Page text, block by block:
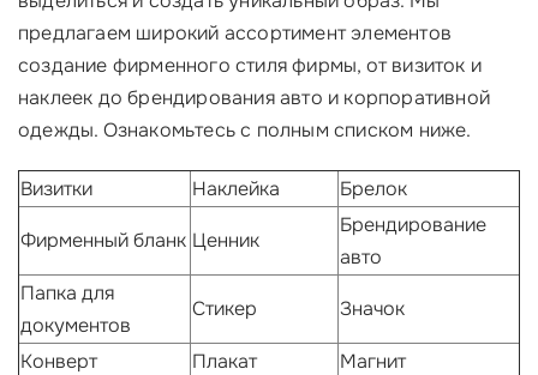
предлагаем широкий ассортимент элементов
создание фирменного стиля фирмы, от визиток и
наклеек до брендирования авто и корпоративной
одежды. Ознакомьтесь с полным списком ниже.
Визитки Наклейка Брелок
Фирменный бланк Ценник
Брендирование
авто
Папка для
документов
Стикер Значок
Конверт Плакат
Магнит